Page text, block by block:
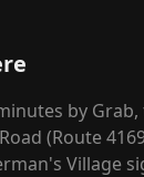
by
(Route
Village